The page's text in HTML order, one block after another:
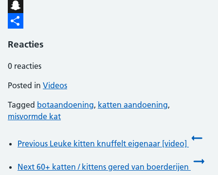
WhatsApp
Snapchat
Reacties
0 reacties
Posted in Videos
Tagged botaandoening, katten aandoening,
misvormde kat
Previous Leuke kitten knuffelt eigenaar [video]
Next 60+ katten / kittens gered van boerderijen